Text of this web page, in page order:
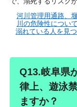
河川管理用通路、
川の危険性について
溺れている人を見
Q13.岐阜県
律上、遊泳
ますか？